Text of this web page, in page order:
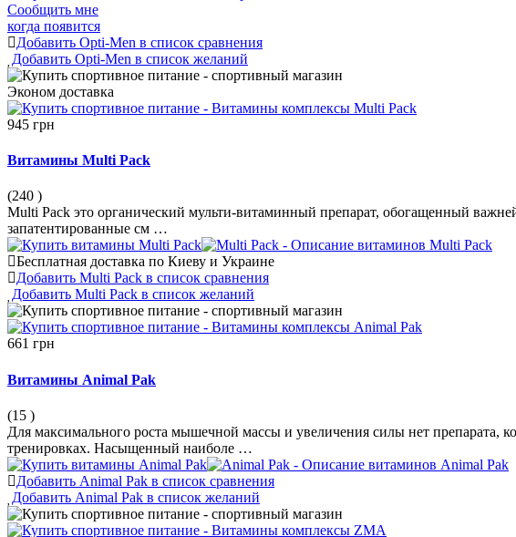
Сообщить мне
когда появится
Добавить Opti-Men в список сравнения
Добавить Opti-Men в список желаний
Эконом доставка
945 грн
Витамины Multi Pack
(240 )
Multi Pack это органический мульти-витаминный препарат, обогащенный
запатентированные см …
Бесплатная доставка по Киеву и Украине
Добавить Multi Pack в список сравнения
Добавить Multi Pack в список желаний
661 грн
Витамины Animal Pak
(15 )
Для максимального роста мышечной массы и увеличения силы нет
тренировках. Насыщенный наиболе …
Добавить Animal Pak в список сравнения
Добавить Animal Pak в список желаний